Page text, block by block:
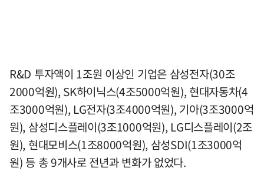
R&D 투자액이 1조원 이상인 기업은 삼성전자(30조
2000억원), SK하이닉스(4조5000억원), 현대자동차(4
조3000억원), LG전자(3조4000억원), 기아(3조3000억
원), 삼성디스플레이(3조1000억원), LG디스플레이(2조
원), 현대모비스(1조8000억원), 삼성SDI(1조3000억
원) 등 총 9개사로 전년과 변화가 없었다.